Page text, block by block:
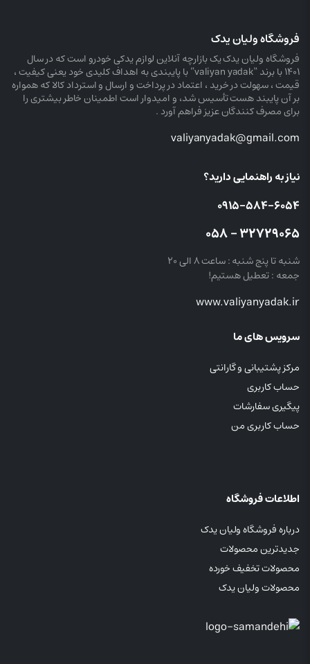
فروشگاه ولیان یدک
فروشگاه ولیان یدک یک بازارچه آنلاین لوازم یدکی خودرو است که در سال
۱۴۰۱ با برند “valiyan yadak” با پایبندی به اهداف کلیدی خود یعنی کیفیت ،
قیمت ، سهولت در خرید ، اعتماد در پرداخت و ارسال و استرداد کالا که همواره
بر آن پایبند هست تأسیس شد، و امیدوار است اطمینان خاطر بیشتری را
برای مصرف کنندگان عزیز فراهم آورد .
valiyanyadak@gmail.com
نیاز به راهنمایی دارید؟
۰۹۱۵-۵۸۴-۶۰۵۴
۳۲۷۲۹۰۶۵ – ۰۵۸
شنبه تا پنج شنبه : ساعت ۸ الی ۲۰
جمعه : تعطیل هستیم!
www.valiyanyadak.ir
سرویس های ما
مرکز پشتیبانی و گارانتی
حساب کاربری
پیگیری سفارشات
حساب کاربری من
اطلاعات فروشگاه
درباره فروشگاه ولیان یدک
جدیدترین محصولات
محصولات تخفیف خورده
محصولات ولیان یدک